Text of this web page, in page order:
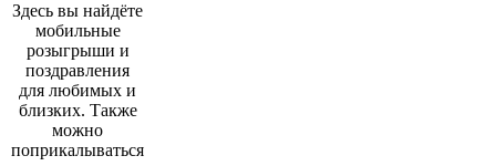
Здесь вы найдёте
мобильные
розыгрыши и
поздравления
для любимых и
близких. Также
можно
поприкалываться